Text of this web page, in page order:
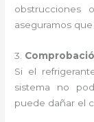
obstrucciones
aseguramos
3.
Si el
sistema no
puede dañar el